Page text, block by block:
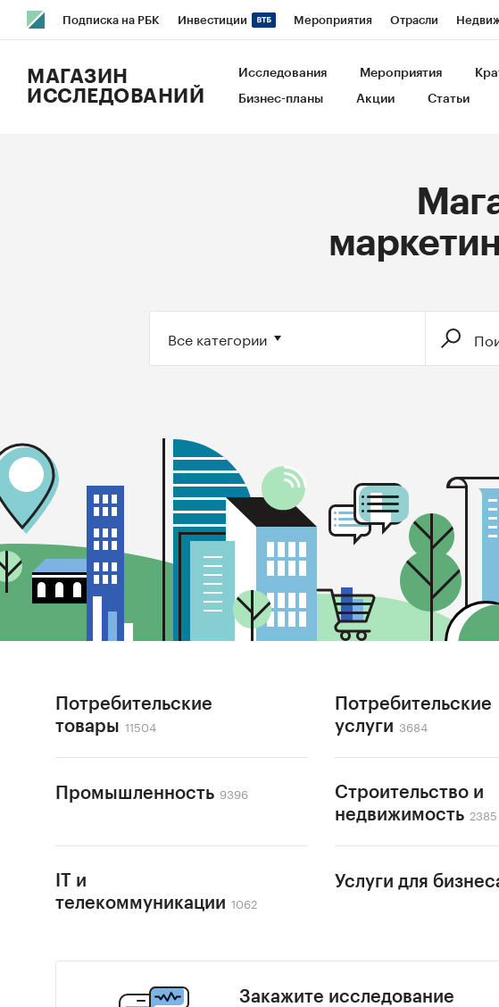
Подписка на РБК Инвестиции Мероприятия Отрасли
Исследования Кредитные рейтинги Франшизы Газета
МАГАЗИН
ИССЛЕДОВАНИЙ
Исследования Мероприятия
Бизнес-планы Акции Статьи
Все категории
Потребительские
товары 11504
Потребительские
услуги 3684
Промышленность 9396
Строительство и
недвижимость 2385
IT и
телекоммуникации 1062
Услуги для
Закажите исследование